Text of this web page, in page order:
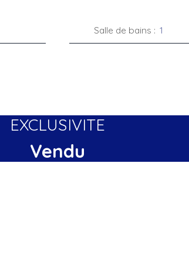
Salle de bains : 1
EXCLUSIVITE
Vendu